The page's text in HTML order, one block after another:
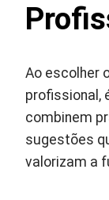
Ao escolher
profissional,
combinem
sugestões
valorizam a